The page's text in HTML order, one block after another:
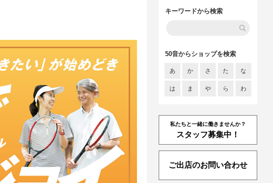
キーワードから検索
50音からショップを検索
あ か さ た な
は ま や ら わ
私たちと一緒に働きませんか？
スタッフ募集中！
ご出店のお問い合わせ